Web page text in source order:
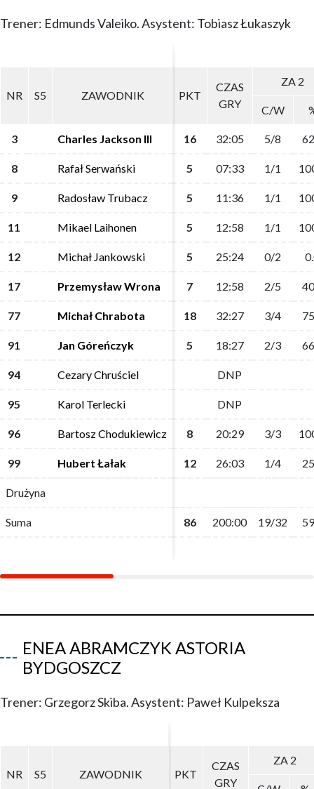
Trener: Edmunds Valeiko. Asystent: Tobiasz Łukaszyk
NR S5 ZAWODNIK PKT
CZAS
GRY
ZA 2
C/W
3 Charles Jackson III 16 32:05 5/8
8 Rafał Serwański 5 07:33 1/1
9 Radosław Trubacz 5 11:36 1/1
11 Mikael Laihonen 5 12:58 1/1
12 Michał Jankowski 5 25:24 0/2
17 Przemysław Wrona 7 12:58 2/5
77 Michał Chrabota 18 32:27 3/4
91 Jan Góreńczyk 5 18:27 2/3
94 Cezary Chruściel DNP
95 Karol Terlecki DNP
96 Bartosz Chodukiewicz 8 20:29 3/3
99 Hubert Łałak 12 26:03 1/4
Drużyna
Suma 86 200:00 19/32
NR S5 ZAWODNIK PKT
CZAS
GRY
ZA 2
C/W
3 Charles Jackson III 16 32:05 5/8
8 Rafał Serwański 5 07:33 1/1
9 Radosław Trubacz 5 11:36 1/1
11 Mikael Laihonen 5 12:58 1/1
12 Michał Jankowski 5 25:24 0/2
17 Przemysław Wrona 7 12:58 2/5
77 Michał Chrabota 18 32:27 3/4
91 Jan Góreńczyk 5 18:27 2/3
94 Cezary Chruściel DNP
95 Karol Terlecki DNP
96 Bartosz Chodukiewicz 8 20:29 3/3
99 Hubert Łałak 12 26:03 1/4
Drużyna
Suma 86 200:00 19/32
ENEA ABRAMCZYK ASTORIA
BYDGOSZCZ
Trener: Grzegorz Skiba. Asystent: Paweł Kulpeksza
NR S5 ZAWODNIK PKT
CZAS
GRY
ZA 2
NR S5 ZAWODNIK PKT
CZAS
GRY
ZA 2